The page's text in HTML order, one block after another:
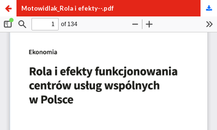
Motowidlak_Rola i efekty--.pdf